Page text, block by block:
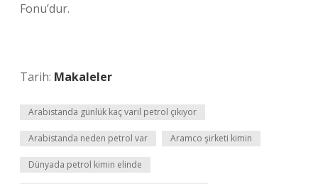
Fonu’dur.
Tarih: Makaleler
Arabistanda günlük kaç varil petrol çıkıyor
Arabistanda neden petrol var Aramco şirketi kimin
Dünyada petrol kimin elinde